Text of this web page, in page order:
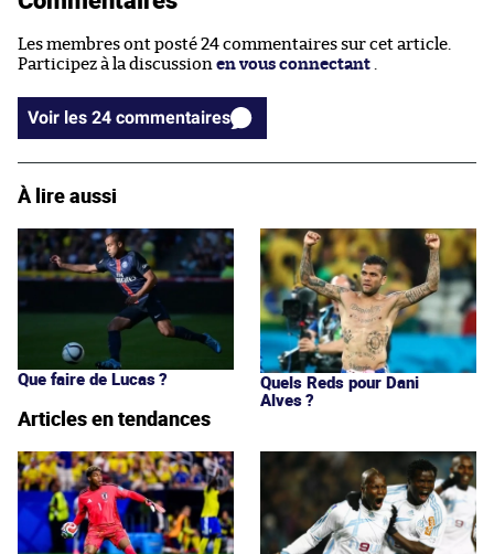
Les membres ont posté 24 commentaires sur cet article.
Participez à la discussion en vous connectant .
Voir les 24 commentaires
À lire aussi
Que faire de Lucas ?
Quels Reds pour Dani
Alves ?
Articles en tendances